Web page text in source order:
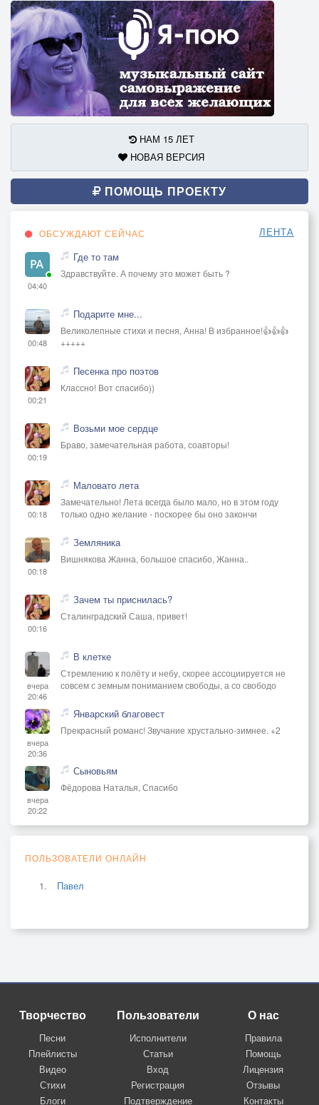
НАМ 15 ЛЕТ
НОВАЯ ВЕРСИЯ
ПОМОЩЬ ПРОЕКТУ
ОБСУЖДАЮТ СЕЙЧАС ЛЕНТА
04:40
Где то там
Здравствуйте. А почему это может быть ?
00:48
Подарите мне...
Великолепные стихи и песня, Анна! В избранное!👍👍👍
+++++
00:21
Песенка про поэтов
Классно! Вот спасибо))
00:19
Возьми мое сердце
Браво, замечательная работа, соавторы!
00:18
Маловато лета
Замечательно! Лета всегда было мало, но в этом году
только одно желание - поскорее бы оно закончи
00:18
Земляника
Вишнякова Жанна, большое спасибо, Жанна..
00:16
Зачем ты приснилась?
Сталинградский Саша, привет!
вчера
20:46
В клетке
Стремлению к полёту и небу, скорее ассоциируется не
совсем с земным пониманием свободы, а со свободо
вчера
20:36
Январский благовест
Прекрасный романс! Звучание хрустально-зимнее. +2
вчера
20:22
Сыновьям
Фёдорова Наталья, Спасибо
ПОЛЬЗОВАТЕЛИ ОНЛАЙН
Павел
Творчество
Песни
Плейлисты
Видео
Стихи
Блоги
Пользователи
Исполнители
Статьи
Вход
Регистрация
Подтверждение
О нас
Правила
Помощь
Лицензия
Отзывы
Контакты